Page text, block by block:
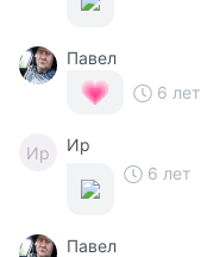
Павел
6 лет
Ир
Ир
6 лет
Павел